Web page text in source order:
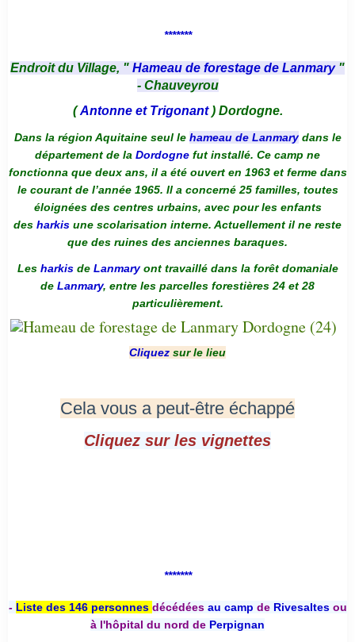
*******
Endroit du Village, " Hameau de forestage de Lanmary "
- Chauveyrou
(Antonne et Trigonant) Dordogne.
Dans la région Aquitaine seul le hameau de Lanmarydans le
département de la Dordogne fut installé. Ce camp ne
fonctionna que deux ans, il a été ouvert en 1963 et ferme dans
le courant de l’année 1965. Il a concerné 25 familles, toutes
éloignées des centres urbains, avec pour les enfants
des harkis une scolarisation interne. Actuellement il ne reste
que des ruines des anciennes baraques.
Les harkis de Lanmaryont travaillé dans la forêt domaniale
de Lanmary, entre les parcelles forestières 24 et 28
particulièrement.
Cliquez sur le lieu
Cela vous a peut-être échappé
Cliquez sur les vignettes
*******
- Liste des 146 personnes décédées au camp deRivesaltesou
à l'hôpital du nord de Perpignan